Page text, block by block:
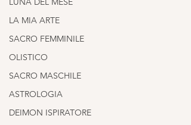
LA MIA ARTE
SACRO FEMMINILE
OLISTICO
SACRO MASCHILE
ASTROLOGIA
DEIMON ISPIRATORE